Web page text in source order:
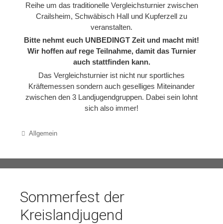
Reihe um das traditionelle Vergleichsturnier zwischen
Crailsheim, Schwäbisch Hall und Kupferzell zu
veranstalten.
Bitte nehmt euch UNBEDINGT Zeit und macht mit!
Wir hoffen auf rege Teilnahme, damit das Turnier
auch stattfinden kann.
Das Vergleichsturnier ist nicht nur sportliches
Kräftemessen sondern auch geselliges Miteinander
zwischen den 3 Landjugendgruppen. Dabei sein lohnt
sich also immer!
Categories
Allgemein
Sommerfest der
Kreislandjugend